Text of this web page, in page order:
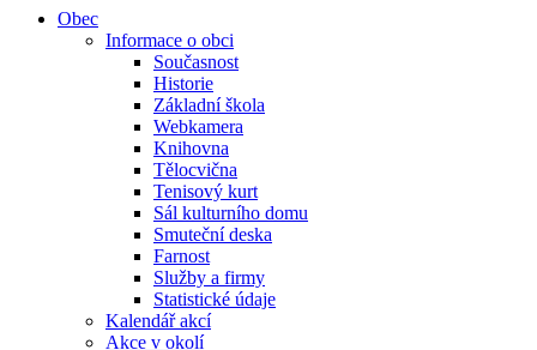
Obec
Informace o obci
Současnost
Historie
Základní škola
Webkamera
Knihovna
Tělocvična
Tenisový kurt
Sál kulturního domu
Smuteční deska
Farnost
Služby a firmy
Statistické údaje
Kalendář akcí
Akce v okolí